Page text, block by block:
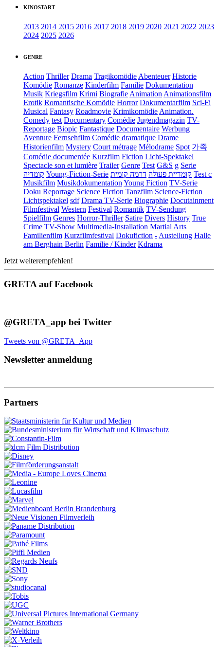
KINOSTART
2013 2014 2015 2016 2017 2018 2019 2020 2021 2022 2023
2024 2025 2026
GENRE
Action Thriller Drama Tragikomödie Abenteuer Historie
Komödie Romanze Kinderfilm Familie Dokumentation
Musik Kriegsfilm Krimi Biografie Animation Animationsfilm
Erotik Romantische Komödie Horror Dokumentarfilm Sci-Fi
Musical Fantasy Roadmovie Krimikomödie Animation.
Comedy test Documentary Comédie Jugendmagazin TV-
Reportage Biopic Fantastique Documentaire Werbung
Aventure Fernsehfilm Comédie dramatique Drame
Historienfilm Mystery Court métrage Mélodrame Spot 가족
Comédie documentée Kurzfilm Fiction Licht-Spektakel
Spectacle son et lumière Trailer Genre Test G&S g Serie
קומדיה Young-Fiction-Serie קומדיית פעולה דרמה קומית
Test c
Musikfilm Musikdokumentation Young Fiction TV-Serie
Doku Reportage Science Fiction Tanzfilm Science-Fiction
Lichtspektakel sdf Drama TV-Serie Biographie Docutainment
Filmfestival Western Festival Romantik TV-Sendung
Spielfilm Genres Horror-Thriller Satire Divers History True
Crime TV-Show Multimedia-Installation Martial Arts
Familienfilm Kurzfilmfestival Dokufiction - Austellung Halle
am Berghain Berlin Familie / Kinder Kdrama
Jetzt weiterempfehlen!
GRETA auf Facebook
@GRETA_app bei Twitter
Tweets von @GRETA_App
Newsletter anmeldung
Partners